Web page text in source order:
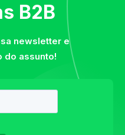
B2B
newsletter e
do assunto!